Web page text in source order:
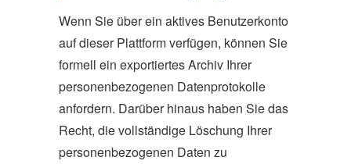
Wenn Sie über ein aktives Benutzerkonto
auf dieser Plattform verfügen, können Sie
formell ein exportiertes Archiv Ihrer
personenbezogenen Datenprotokolle
anfordern. Darüber hinaus haben Sie das
Recht, die vollständige Löschung Ihrer
personenbezogenen Daten zu